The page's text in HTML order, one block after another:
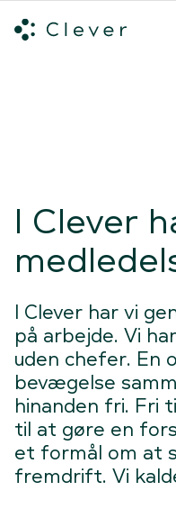
I Clever
I Clever har vi
på arbejde. Vi
uden chefer. En
bevægelse
hinanden fri. Fri
til at gøre en
et formål om at
fremdrift. Vi